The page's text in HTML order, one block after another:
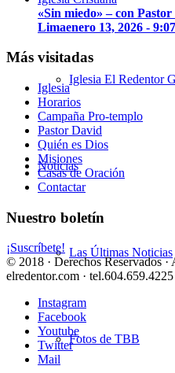
Iglesia El Redentor
Noticias
Las Últimas Noticias
Fotos de TBB
«Sin miedo» – con
Limaenero 13, 2026 -
Más visitadas
Iglesia
Horarios
Campaña Pro-templo
Pastor David
Quién es Dios
Misiones
Casas de Oración
Contactar
Nuestro boletín
¡Suscríbete!
© 2018 · Derechos Reservados ·
elredentor.com · tel.604.659.4225
Instagram
Facebook
Youtube
Twitter
Mail